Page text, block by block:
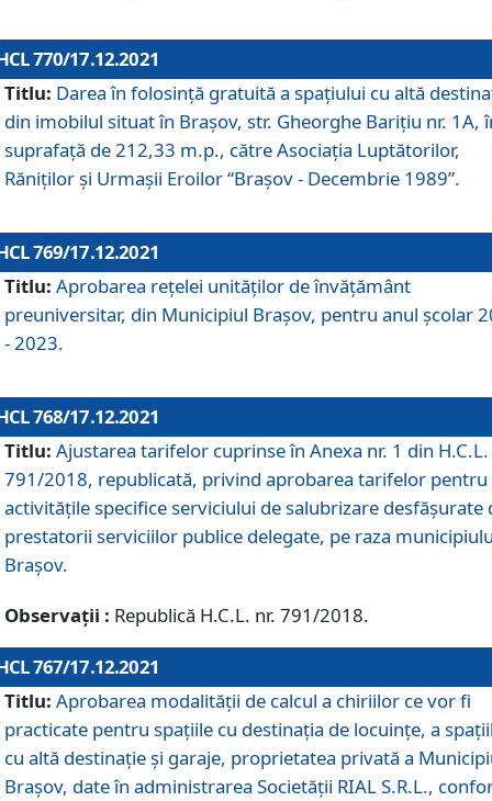
770/17.12.2021
Titlu: Darea în folosinţă gratuită a spaţiului cu altă
din imobilul situat în Braşov, str. Gheorghe Bariţiu nr. 1A,
suprafaţă de 212,33 m.p., către Asociaţia Luptătorilor,
Răniţilor şi Urmaşii Eroilor “Braşov - Decembrie 1989”.
769/17.12.2021
Titlu: Aprobarea reţelei unităţilor de învăţământ
preuniversitar, din Municipiul Braşov, pentru anul şcolar
- 2023.
768/17.12.2021
Titlu: Ajustarea tarifelor cuprinse în Anexa nr. 1 din H.C.L.
791/2018, republicată, privind aprobarea tarifelor pentru
activităţile specifice serviciului de salubrizare desfăşurate
prestatorii serviciilor publice delegate, pe raza
Braşov.
Observații : Republică H.C.L. nr. 791/2018.
767/17.12.2021
Titlu: Aprobarea modalității de calcul a chiriilor ce vor fi
practicate pentru spaţiile cu destinaţia de locuinţe, a
cu altă destinaţie şi garaje, proprietatea privată a
Braşov, date în administrarea Societăţii RIAL S.R.L.,